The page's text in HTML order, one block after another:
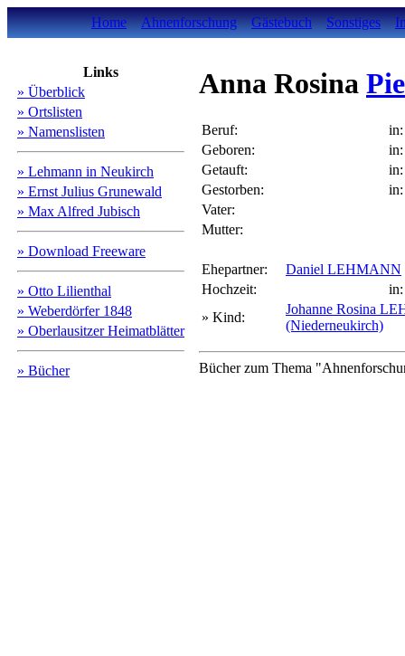
Home Ahnenforschung Gästebuch Sonstiges
Links
» Überblick
» Ortslisten
» Namenslisten
» Lehmann in Neukirch
» Ernst Julius Grunewald
» Max Alfred Jubisch
» Download Freeware
» Otto Lilienthal
» Weberdörfer 1848
» Oberlausitzer Heimatblätter
» Bücher
Anna Rosina
Beruf:
in:
Geboren:
in:
Getauft:
in:
Gestorben:
in:
Vater:
Mutter:
Ehepartner:
Daniel LEHMANN
Hochzeit:
in:
» Kind:
Johanne Rosina
(Niederneukirch)
Bücher zum Thema